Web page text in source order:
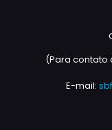
(Para contato
E-mail: